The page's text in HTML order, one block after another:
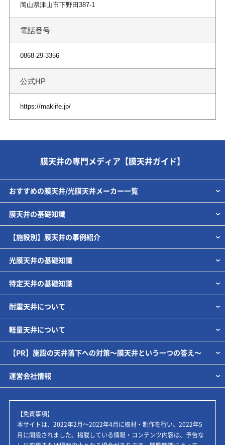
岡山県津山市下野田387-1
電話番号
0868-29-3356
公式HP
https://maklife.jp/
膜天井の専門メディア【膜天井ガイド】
おすすめの膜天井/光膜天井メーカー一覧
膜天井の基礎知識
【施設別】膜天井の事例紹介
光膜天井の基礎知識
特定天井の基礎知識
耐震天井について
軽量天井について
【PR】施設の天井落下への対策～膜天井という一つの答え～
運営会社情報
【免責事項】
本サイトは、2022年2月～2022年4月に取材・制作を行い、2022年5
月に開設されました。掲載している情報・コンテンツ内容は、予告な